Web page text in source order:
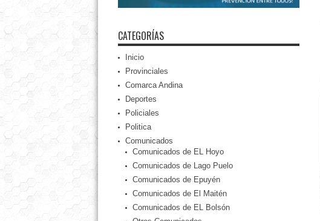
CATEGORÍAS
Inicio
Provinciales
Comarca Andina
Deportes
Policiales
Politica
Comunicados
Comunicados de EL Hoyo
Comunicados de Lago Puelo
Comunicados de Epuyén
Comunicados de El Maitén
Comunicados de EL Bolsón